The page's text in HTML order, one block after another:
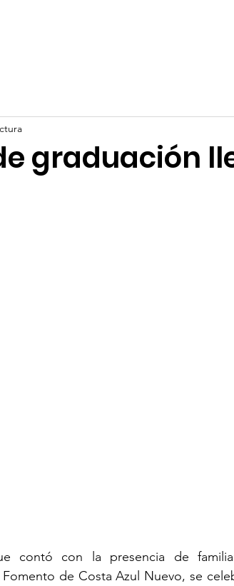
graduación
contó con la presencia de
de Costa Azul Nuevo, se